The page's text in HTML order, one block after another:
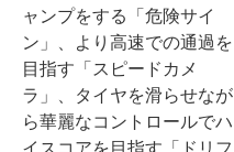
ャンプをする「危険サイ
ン」、より高速での通過を
目指す「スピードカメ
ラ」、タイヤを滑らせなが
ら華麗なコントロールでハ
イスコアを目指す「ドリフ